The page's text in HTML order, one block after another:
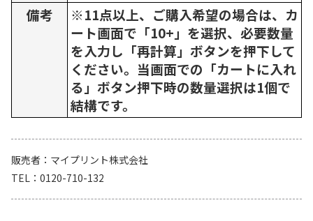
備考
※11点以上、ご購入希望の場合は、カ
ート画面で「10+」を選択、必要数量
を入力し「再計算」ボタンを押下して
ください。当画面での「カートに入れ
る」ボタン押下時の数量選択は1個で
結構です。
販売者
マイプリント株式会社
TEL
0120-710-132